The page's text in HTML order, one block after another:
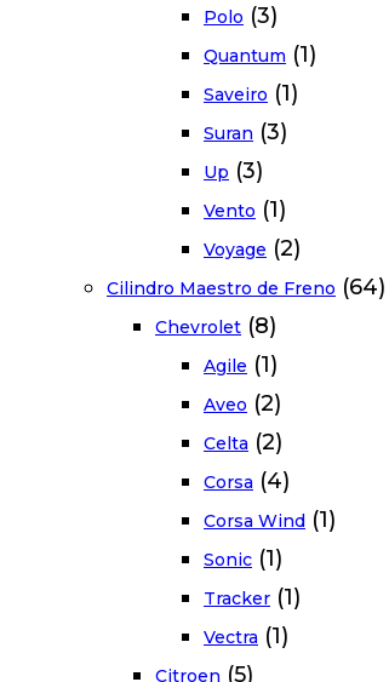
Polo (3)
Quantum (1)
Saveiro (1)
Suran (3)
Up (3)
Vento (1)
Voyage (2)
Cilindro Maestro de Freno (64)
Chevrolet (8)
Agile (1)
Aveo (2)
Celta (2)
Corsa (4)
Corsa Wind (1)
Sonic (1)
Tracker (1)
Vectra (1)
Citroen (5)